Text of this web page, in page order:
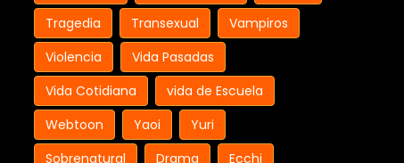
Tragedia
Transexual
Vampiros
Violencia
Vida Pasadas
Vida Cotidiana
vida de Escuela
Webtoon
Yaoi
Yuri
Sobrenatural
Drama
Ecchi